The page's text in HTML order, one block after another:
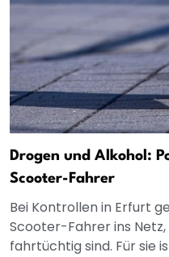
Drogen und Alkohol:
Scooter-Fahrer
Bei Kontrollen in Erfurt
Scooter-Fahrer ins
fahrtüchtig sind. Für sie